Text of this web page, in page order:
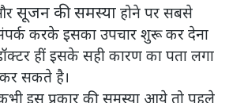
सूजन की समस्या होने पर सबसे
करके इसका उपचार शुरू कर देना
हीं इसके सही कारण का पता लगा
सकते है।
इस प्रकार की समस्या आये तो पहले